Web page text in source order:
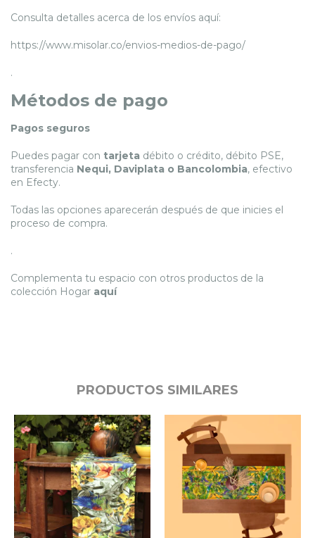
Consulta detalles acerca de los envíos aquí:
https://www.misolar.co/envios-medios-de-pago/
.
Métodos de pago
Pagos seguros
Puedes pagar con tarjeta débito o crédito, débito PSE,
transferencia Nequi, Daviplata o Bancolombia, efectivo
en Efecty.
Todas las opciones aparecerán después de que inicies el
proceso de compra.
.
Complementa tu espacio con otros productos de la
colección Hogar aquí
PRODUCTOS SIMILARES